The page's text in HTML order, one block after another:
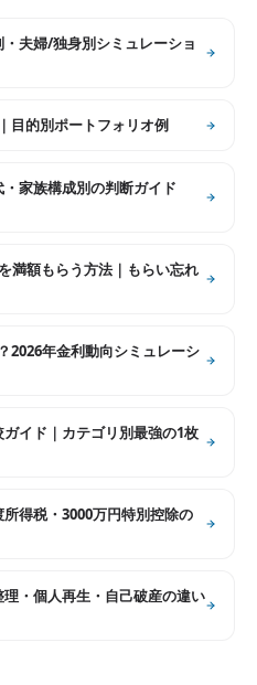
夫婦/独身別シミュレーショ
目的別ポートフォリオ例
家族構成別の判断ガイド
満額もらう方法｜もらい忘れ
2026年金利動向シミュレーシ
イド｜カテゴリ別最強の1枚
得税・3000万円特別控除の
・個人再生・自己破産の違い